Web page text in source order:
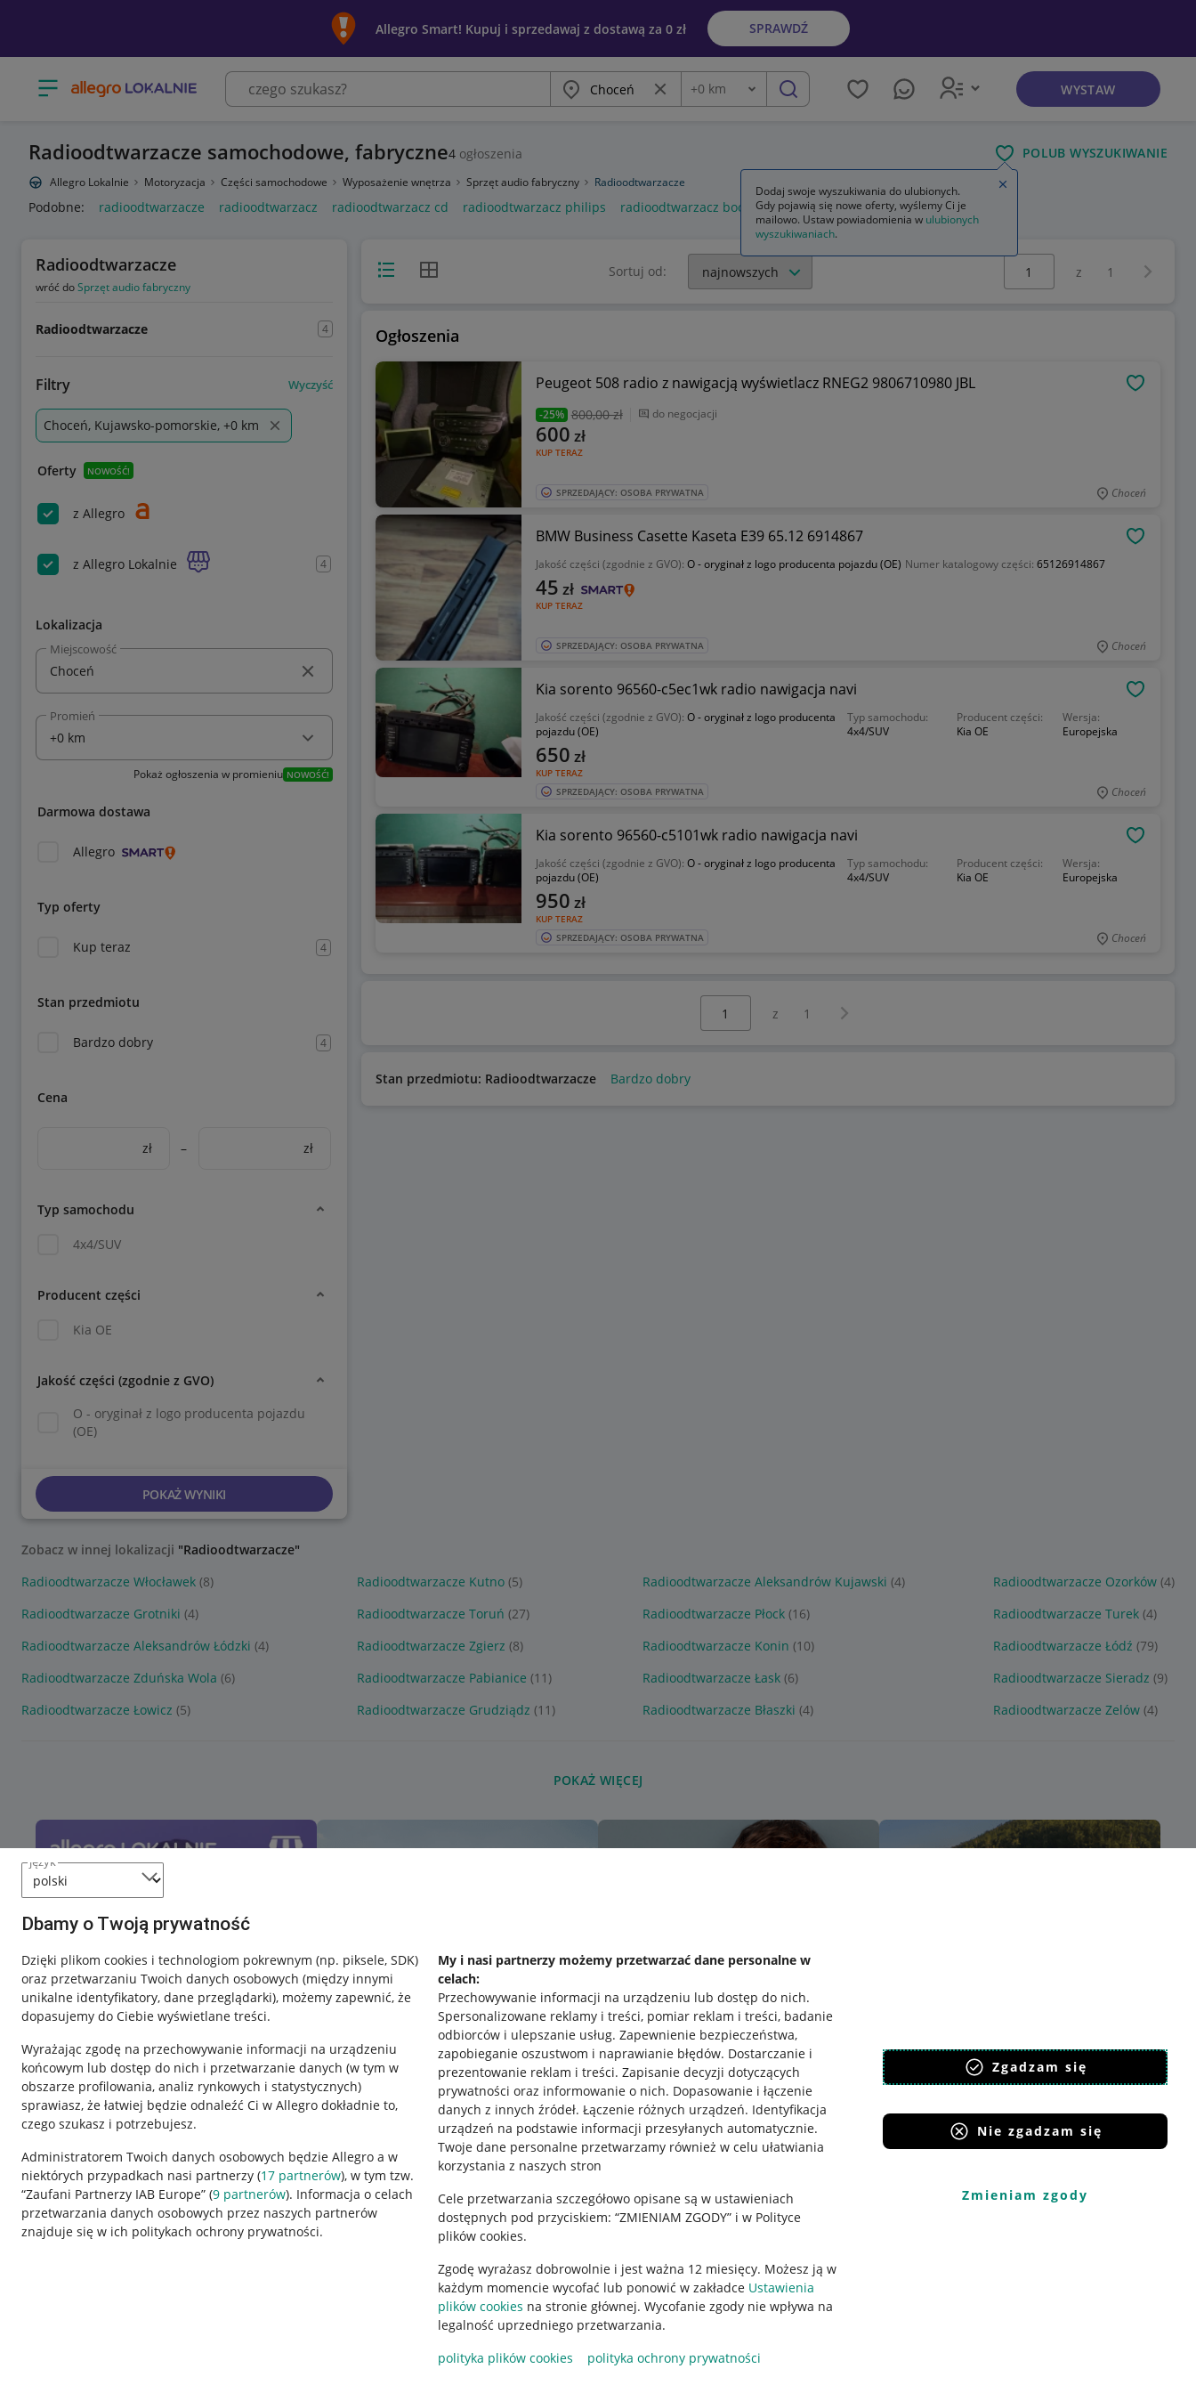
język
Dbamy o Twoją prywatność
Dzięki plikom cookies i technologiom pokrewnym (np. piksele, SDK)
oraz przetwarzaniu Twoich danych osobowych (między innymi
unikalne identyfikatory, dane przeglądarki), możemy zapewnić, że
dopasujemy do Ciebie wyświetlane treści.
Wyrażając zgodę na przechowywanie informacji na urządzeniu
końcowym lub dostęp do nich i przetwarzanie danych (w tym w
obszarze profilowania, analiz rynkowych i statystycznych)
sprawiasz, że łatwiej będzie odnaleźć Ci w Allegro dokładnie to,
czego szukasz i potrzebujesz.
Administratorem Twoich danych osobowych będzie Allegro a w
niektórych przypadkach nasi partnerzy (17 partnerów), w tym tzw.
“Zaufani Partnerzy IAB Europe” (9 partnerów). Informacja o celach
przetwarzania danych osobowych przez naszych partnerów
znajduje się w ich politykach ochrony prywatności.
My i nasi partnerzy możemy przetwarzać dane personalne w
celach:
Przechowywanie informacji na urządzeniu lub dostęp do nich.
Spersonalizowane reklamy i treści, pomiar reklam i treści, badanie
odbiorców i ulepszanie usług. Zapewnienie bezpieczeństwa,
zapobieganie oszustwom i naprawianie błędów. Dostarczanie i
prezentowanie reklam i treści. Zapisanie decyzji dotyczących
prywatności oraz informowanie o nich. Dopasowanie i łączenie
danych z innych źródeł. Łączenie różnych urządzeń. Identyfikacja
urządzeń na podstawie informacji przesyłanych automatycznie.
Twoje dane personalne przetwarzamy również w celu ułatwiania
korzystania z naszych stron
Cele przetwarzania szczegółowo opisane są w ustawieniach
dostępnych pod przyciskiem: “ZMIENIAM ZGODY” i w Polityce
plików cookies.
Zgodę wyrażasz dobrowolnie i jest ważna 12 miesięcy. Możesz ją w
każdym momencie wycofać lub ponowić w zakładce Ustawienia
plików cookies na stronie głównej. Wycofanie zgody nie wpływa na
legalność uprzedniego przetwarzania.
polityka plików cookies
polityka ochrony prywatności
Zgadzam się
Nie zgadzam się
Zmieniam zgody
Allegro Smart! Kupuj i sprzedawaj z dostawą za 0 zł SPRAWDŹ
Otwórz menu z kategoriami Miasto Wyczyść frazę
Odległość
+0 km szukaj WYSTAW
Radioodtwarzacze samochodowe, fabryczne4 ogłoszenia POLUB WYSZUKIWANIE
Allegro Lokalnie Motoryzacja Części samochodowe Wyposażenie wnętrza Sprzęt audio fabryczny Radioodtwarzacze
Podobne: radioodtwarzacze radioodtwarzacz radioodtwarzacz cd radioodtwarzacz philips radioodtwarzacz boombox
Radioodtwarzacze
wróć doSprzęt audio fabryczny
Radioodtwarzacze 4
Filtry Wyczyść
Choceń, Kujawsko-pomorskie, +0 km
Oferty NOWOŚĆ!
z Allegro
z Allegro Lokalnie 4
Lokalizacja
Miejscowość
Promień
Pokaż ogłoszenia w promieniu NOWOŚĆ!
Darmowa dostawa
Allegro
Typ oferty
Kup teraz 4
Stan przedmiotu
Bardzo dobry 4
Cena
zł – zł
Typ samochodu
4x4/SUV
Producent części
Kia OE
Jakość części (zgodnie z GVO)
O - oryginał z logo producenta pojazdu
(OE)
POKAŻ WYNIKI
Widok listyWidok siatki Sortuj od:
Wybierz stronę:
z 1
Ogłoszenia
Peugeot 508 radio z nawigacją wyświetlacz RNEG2 9806710980 JBL
-25% 800,00 zł do negocjacji
KUP TERAZ
600 zł
SPRZEDAJĄCY: OSOBA PRYWATNA Choceń
BMW Business Casette Kaseta E39 65.12 6914867
Jakość części (zgodnie z GVO): O - oryginał z logo producenta pojazdu (OE) Numer katalogowy części: 65126914867
KUP TERAZ
45 zł
SPRZEDAJĄCY: OSOBA PRYWATNA Choceń
Kia sorento 96560-c5ec1wk radio nawigacja navi
Jakość części (zgodnie z GVO): O - oryginał z logo producenta
pojazdu (OE)
Typ samochodu:
4x4/SUV
Producent części:
Kia OE
Wersja:
Europejska
KUP TERAZ
650 zł
SPRZEDAJĄCY: OSOBA PRYWATNA Choceń
Kia sorento 96560-c5101wk radio nawigacja navi
Jakość części (zgodnie z GVO): O - oryginał z logo producenta
pojazdu (OE)
Typ samochodu:
4x4/SUV
Producent części:
Kia OE
Wersja:
Europejska
KUP TERAZ
950 zł
SPRZEDAJĄCY: OSOBA PRYWATNA Choceń
z 1 Następna strona
Stan przedmiotu: Radioodtwarzacze Bardzo dobry
Zobacz w innej lokalizacji "Radioodtwarzacze"
Radioodtwarzacze Włocławek (8) Radioodtwarzacze Kutno (5) Radioodtwarzacze Aleksandrów Kujawski (4) Radioodtwarzacze Ozorków (4)
Radioodtwarzacze Grotniki (4) Radioodtwarzacze Toruń (27) Radioodtwarzacze Płock (16) Radioodtwarzacze Turek (4)
Radioodtwarzacze Aleksandrów Łódzki (4) Radioodtwarzacze Zgierz (8) Radioodtwarzacze Konin (10) Radioodtwarzacze Łódź (79)
Radioodtwarzacze Zduńska Wola (6) Radioodtwarzacze Pabianice (11) Radioodtwarzacze Łask (6) Radioodtwarzacze Sieradz (9)
Radioodtwarzacze Łowicz (5) Radioodtwarzacze Grudziądz (11) Radioodtwarzacze Błaszki (4) Radioodtwarzacze Zelów (4)
POKAŻ WIĘCEJ
Przydatne informacje
Jak to działa
Napisz do nas
Allegro Gadane dla sprzedających
Regulamin
Polityka plików "cookies"
Ustawienia plików "cookies"
Udostępnianie lokalizacji
Informacje dla Aktu o Usługach Cyfrowych
Pobierz aplikację
Dodaj swoje wyszukiwania do ulubionych.
Gdy pojawią się nowe oferty, wyślemy Ci je
mailowo. Ustaw powiadomienia w ulubionych
wyszukiwaniach.
Zamknij wskazówkę